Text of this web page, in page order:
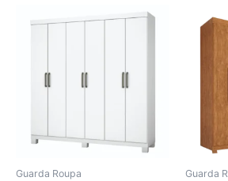
Guarda Roupa Guarda